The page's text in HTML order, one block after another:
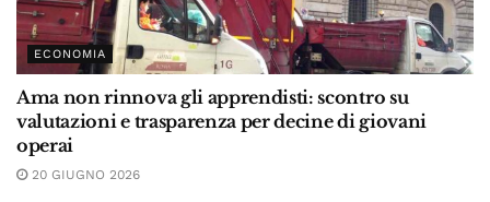
ECONOMIA
Ama non rinnova gli apprendisti: scontro su
valutazioni e trasparenza per decine di giovani
operai
20 GIUGNO 2026